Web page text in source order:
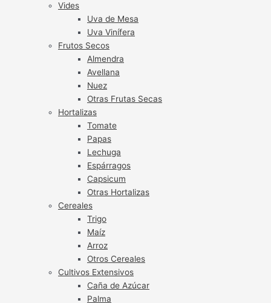
Vides
Uva de Mesa
Uva Vinífera
Frutos Secos
Almendra
Avellana
Nuez
Otras Frutas Secas
Hortalizas
Tomate
Papas
Lechuga
Espárragos
Capsicum
Otras Hortalizas
Cereales
Trigo
Maíz
Arroz
Otros Cereales
Cultivos Extensivos
Caña de Azúcar
Palma